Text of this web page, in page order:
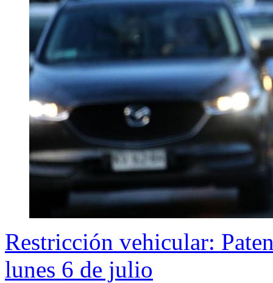
Restricción vehicular:
lunes 6 de julio